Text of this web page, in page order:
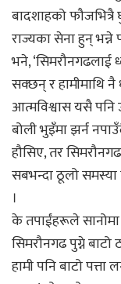
बादशाहको
राज्यका सेना हुन् भन्ने
भने, ‘सिमरौनगढलाई
सक्छन् र हामीमाथि नै
आत्मविश्वास यसै पनि
बोली भुइँमा झर्न
हौसिए, तर
सबभन्दा ठूलो समस्या
।
के तपाईंहरूले
सिमरौनगढ पुग्ने
हामी पनि बाटो